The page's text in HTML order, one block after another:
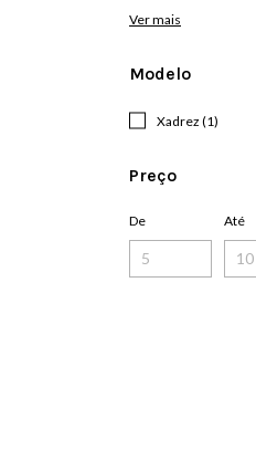
Ver mais
Modelo
Xadrez (1)
Preço
De Até